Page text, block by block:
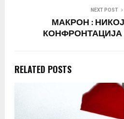
NEXT POST
МАКРОН :
RELATED POSTS